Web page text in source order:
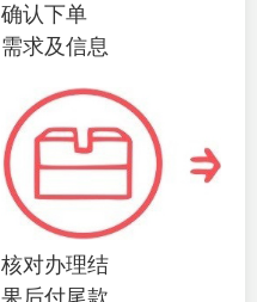
确认下单
需求及信息
核对办理结
果后付尾款